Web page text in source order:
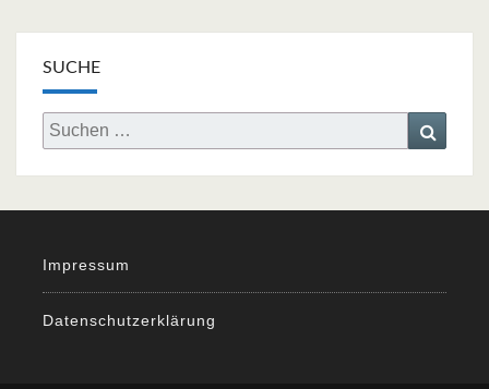
SUCHE
Search
for:
Impressum
Datenschutzerklärung